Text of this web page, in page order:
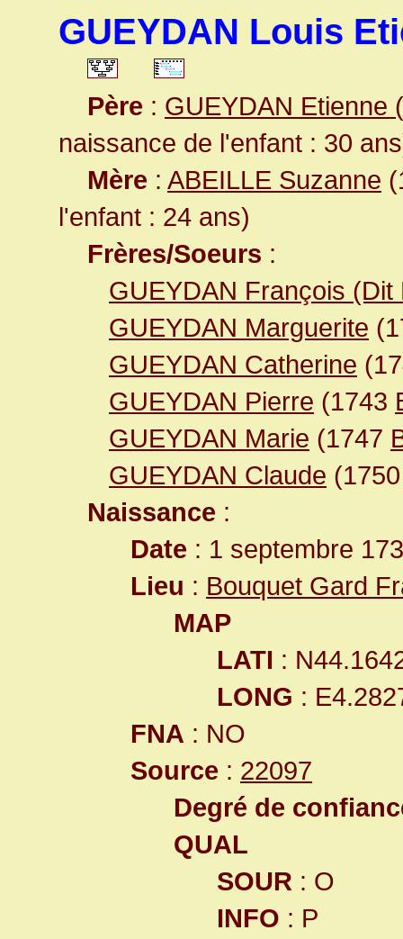
GUEYDAN Louis
Père : GUEYDAN Etienne
naissance de l'enfant : 30
Mère : ABEILLE Suzanne
l'enfant : 24 ans)
Frères/Soeurs :
GUEYDAN François (Dit
GUEYDAN Marguerite
GUEYDAN Catherine
GUEYDAN Pierre (1743
GUEYDAN Marie (1747
GUEYDAN Claude
Naissance :
Date : 1 septembre
Lieu : Bouquet Gard
MAP
LATI :
LONG :
FNA : NO
Source : 22097
Degré de
QUAL
SOUR : O
INFO : P